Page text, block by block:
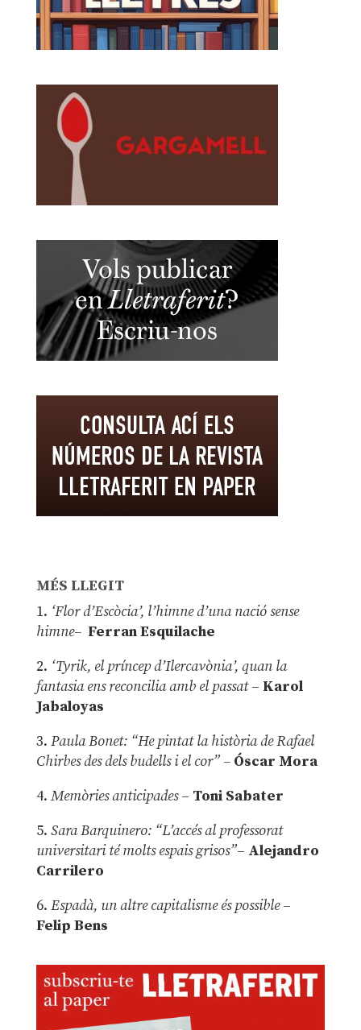
MÉS LLEGIT
1. ‘Flor d’Escòcia’, l’himne d’una nació sense
himne– Ferran Esquilache
2. ‘Tyrik, el príncep d’Ilercavònia’, quan la
fantasia ens reconcilia amb el passat– Karol
Jabaloyas
3. Paula Bonet: “He pintat la història de Rafael
Chirbes des dels budells i el cor” –Óscar Mora
4. Memòries anticipades– Toni Sabater
5. Sara Barquinero: “L’accés al professorat
universitari té molts espais grisos”– Alejandro
Carrilero
6. Espadà, un altre capitalisme és possible –
Felip Bens